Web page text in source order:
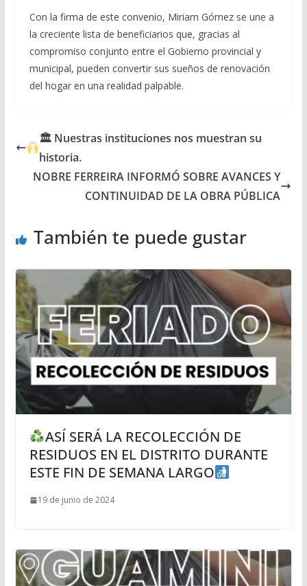
Con la firma de este convenio, Miriam Gómez se une a
la creciente lista de beneficiarios que, gracias al
compromiso conjunto entre el Gobierno provincial y
municipal, pueden convertir sus sueños de renovación
del hogar en una realidad palpable.
🏛 Nuestras instituciones nos muestran su
historia.
NOBRE FERREIRA INFORMÓ SOBRE AVANCES Y
CONTINUIDAD DE LA OBRA PÚBLICA
También te puede gustar
ASÍ SERÁ LA RECOLECCIÓN DE
RESIDUOS EN EL DISTRITO DURANTE
ESTE FIN DE SEMANA LARGO
19 de junio de 2024